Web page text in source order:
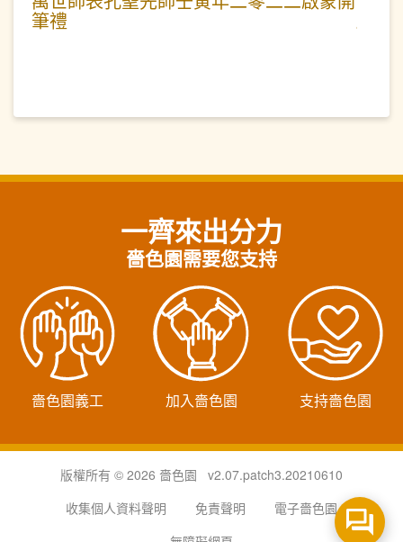
筆禮
一齊來出分力
嗇色園需要您支持
嗇色園義工 加入嗇色園 支持嗇色園
版權所有 © 2026 嗇色園 v2.07.patch3.20210610
收集個人資料聲明
免責聲明
電子嗇色園